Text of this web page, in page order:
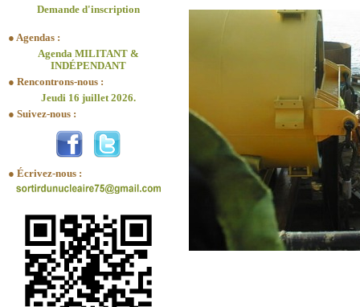
Demande d'inscription
● Agendas :
Agenda MILITANT &
INDÉPENDANT
● Rencontrons-nous :
Jeudi 16 juillet 2026.
● Suivez-nous :
● Écrivez-nous :